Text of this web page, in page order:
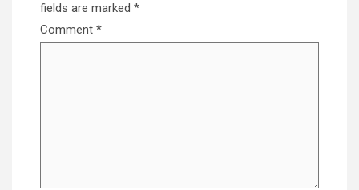
fields are marked *
Comment *